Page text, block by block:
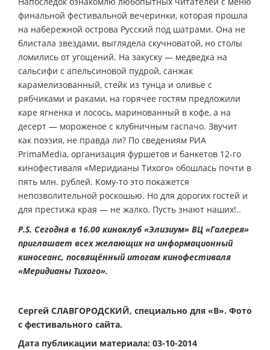
финальной фестивальной вечеринки, которая прошла
на набережной острова Русский под шатрами. Она не
блистала звездами, выглядела скучноватой, но столы
ломились от угощений. На закуску — медведка на
сальсифи с апельсиновой пудрой, санжак
карамелизованный, стейк из тунца и оливье с
рябчиками и раками, на горячее гостям предложили
каре ягненка и лосось, маринованный в кофе, а на
десерт — мороженое с клубничным гаспачо. Звучит
как поэзия, не правда ли? По сведениям РИА
PrimaMedia, организация фуршетов и банкетов 12-го
кинофестиваля «Меридианы Тихого» обошлась почти в
пять млн. рублей. Кому-то это покажется
непозволительной роскошью. Но для дорогих гостей и
для престижа края — не жалко. Пусть знают наших!..
P.S. Сегодня в 16.00 киноклуб «Элизиум» ВЦ «Галерея»
приглашает всех желающих на информационный
киносеанс, посвящённый итогам кинофестиваля
«Меридианы Тихого».
Сергей СЛАВГОРОДСКИЙ, специально для «В». Фото
с фестивального сайта.
Дата публикации материала: 03-10-2014